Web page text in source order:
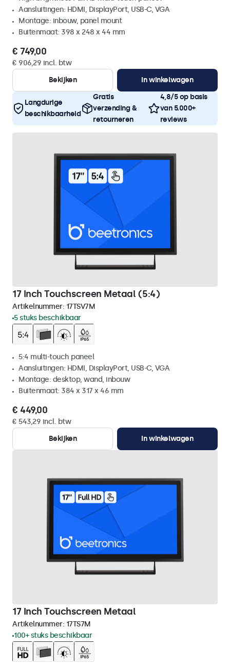
Aansluitingen: HDMI, DisplayPort, USB-C, VGA
Montage: inbouw, panel mount
Buitenmaat: 398 x 248 x 44 mm
€ 749,00
€ 906,29 incl. btw
Bekijken
In winkelwagen
Langdurige
beschikbaarheid
Gratis
verzending &
retourneren
4,8/5 op basis
van 5.000+
reviews
17 Inch Touchscreen Metaal (5:4)
Artikelnummer: 17TSV7M
5 stuks beschikbaar
5:4 multi-touch paneel
Aansluitingen: HDMI, DisplayPort, USB-C, VGA
Montage: desktop, wand, inbouw
Buitenmaat: 384 x 317 x 46 mm
€ 449,00
€ 543,29 incl. btw
Bekijken
In winkelwagen
17 Inch Touchscreen Metaal
Artikelnummer: 17TS7M
100+ stuks beschikbaar